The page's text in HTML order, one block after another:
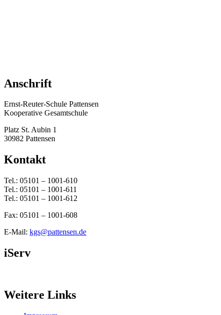
Anschrift
Ernst-Reuter-Schule Pattensen
Kooperative Gesamtschule
Platz St. Aubin 1
30982 Pattensen
Kontakt
Tel.: 05101 – 1001-610
Tel.: 05101 – 1001-611
Tel.: 05101 – 1001-612
Fax: 05101 – 1001-608
E-Mail: kgs@pattensen.de
iServ
Weitere Links